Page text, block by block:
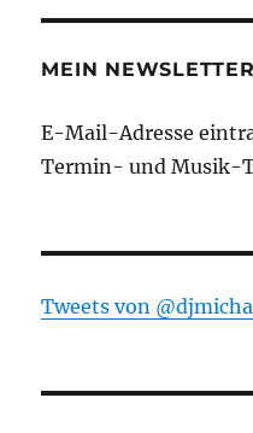
MEIN NEWSLETTER
E-Mail-Adresse
Termin- und Musik-
Tweets von